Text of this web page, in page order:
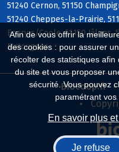
Afin de vous offrir la
des cookies : pour assurer
récolter des statistiques
du site et vous proposer
sécurité. Vous pouvez
paramétrant
En savoir plus
Je refuse
51240 Cernon, 51150
51240 Cheppes-la-Prairie,
Ecury s/Coole, 51150 Jâlons,
Matougues
Biocoop.fr